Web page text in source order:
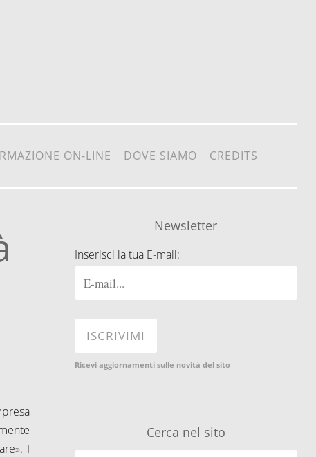
ON-LINE DOVE SIAMO CREDITS
I
Newsletter
Inserisci la tua E-mail:
Ricevi aggiornamenti sulle novità del sito
Cerca nel sito